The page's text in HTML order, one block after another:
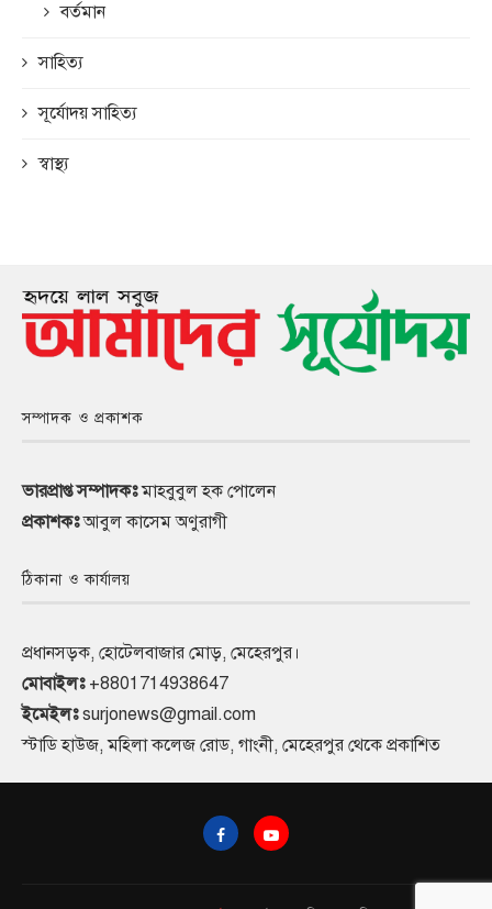
বর্তমান
সাহিত্য
সূর্যোদয় সাহিত্য
স্বাস্থ্য
সম্পাদক ও প্রকাশক
ভারপ্রাপ্ত সম্পাদকঃমাহবুবুল হক পোলেন
প্রকাশকঃআবুল কাসেম অণুরাগী
ঠিকানা ও কার্যালয়
প্রধানসড়ক, হোটেলবাজার মোড়, মেহেরপুর।
মোবাইলঃ +8801714938647
ইমেইলঃ surjonews@gmail.com
স্টাডি হাউজ, মহিলা কলেজ রোড, গাংনী, মেহেরপুর থেকে প্রকাশিত